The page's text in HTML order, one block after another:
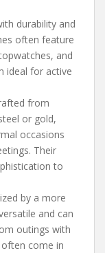
durability and
often feature
and
ideal for active
from
or gold,
occasions
Their
to
by a more
and can
outings with
come in